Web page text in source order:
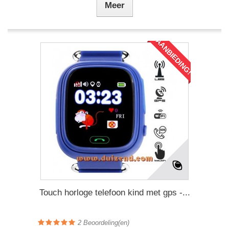
Meer
AANBIEDING!
Touch horloge telefoon kind met gps -...
2 Beoordeling(en)